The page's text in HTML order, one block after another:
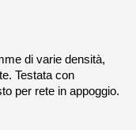
di varie densità,
Testata con
per rete in appoggio.